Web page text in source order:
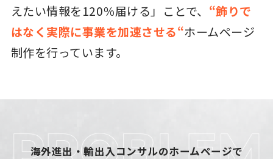
えたい情報を120％届ける」ことで、 “飾りで
はなく実際に事業を加速させる“ホームページ
制作を行っています。
海外進出・輸出入コンサルのホームページで